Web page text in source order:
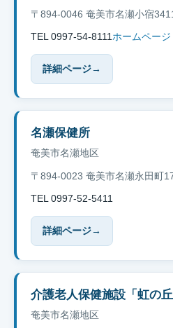
〒894-0046 奄美市名瀬小宿
TEL 0997-54-8111ホームページ
詳細ページ→
名瀬保健所
奄美市名瀬地区
〒894-0023 奄美市名瀬永田町
TEL 0997-52-5411
詳細ページ→
介護老人保健施設「虹の丘
奄美市名瀬地区